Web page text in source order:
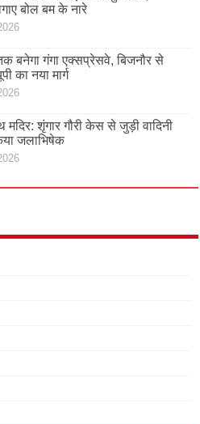
बोल बम के नारे
तक बनेगा गंगा एक्सप्रेसवे, बिजनौर से
का नया मार्ग
मदिर: शृंगार गौरी केस से जुड़ी वादिनी
जलाभिषेक